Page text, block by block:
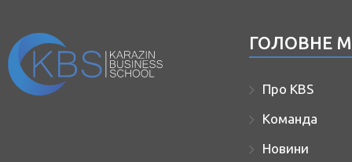
ГОЛОВНЕ
Про KBS
Команда
Новини